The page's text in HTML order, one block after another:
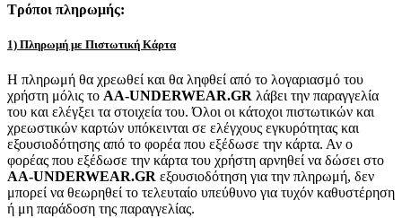
Τρόποι πληρωμής:
1) Πληρωμή με Πιστωτική Κάρτα
Η πληρωμή θα χρεωθεί και θα ληφθεί από το λογαριασμό του
χρήστη μόλις το AA-UNDERWEAR.GR λάβει την παραγγελία
του και ελέγξει τα στοιχεία του. Όλοι οι κάτοχοι πιστωτικών και
χρεωστικών καρτών υπόκεινται σε ελέγχους εγκυρότητας και
εξουσιοδότησης από το φορέα που εξέδωσε την κάρτα. Αν ο
φορέας που εξέδωσε την κάρτα του χρήστη αρνηθεί να δώσει στο
AA-UNDERWEAR.GR εξουσιοδότηση για την πληρωμή, δεν
μπορεί να θεωρηθεί το τελευταίο υπεύθυνο για τυχόν καθυστέρηση
ή μη παράδοση της παραγγελίας.